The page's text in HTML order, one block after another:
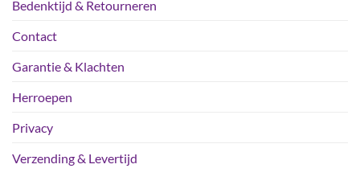
Bedenktijd & Retourneren
Contact
Garantie & Klachten
Herroepen
Privacy
Verzending & Levertijd